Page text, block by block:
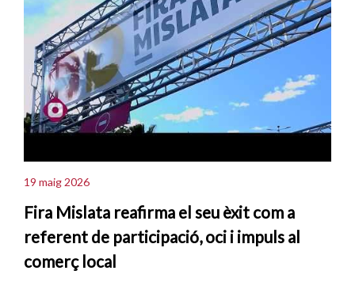
19 maig 2026
Fira Mislata reafirma el seu èxit com a
referent de participació, oci i impuls al
comerç local